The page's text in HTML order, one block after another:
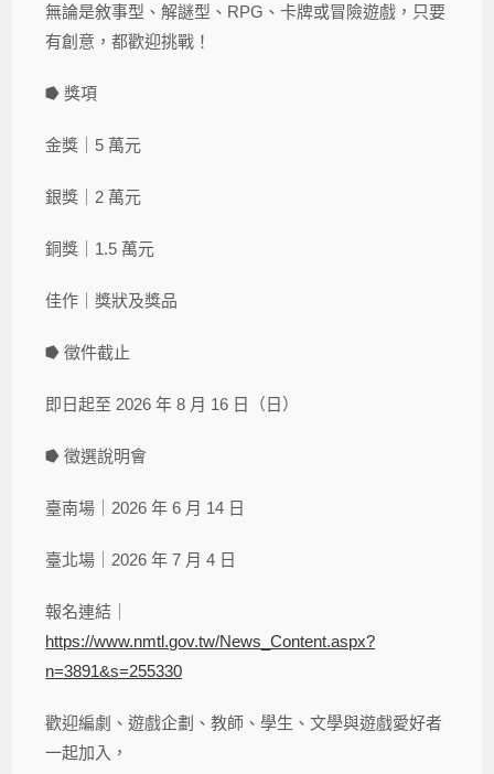
無論是敘事型、解謎型、RPG、卡牌或冒險遊戲，只要
有創意，都歡迎挑戰！
⭓ 獎項
金獎｜5 萬元
銀獎｜2 萬元
銅獎｜1.5 萬元
佳作｜獎狀及獎品
⭓ 徵件截止
即日起至 2026 年 8 月 16 日（日）
⭓ 徵選說明會
臺南場｜2026 年 6 月 14 日
臺北場｜2026 年 7 月 4 日
報名連結｜
https://www.nmtl.gov.tw/News_Content.aspx?
n=3891&s=255330
歡迎編劇、遊戲企劃、教師、學生、文學與遊戲愛好者
一起加入，